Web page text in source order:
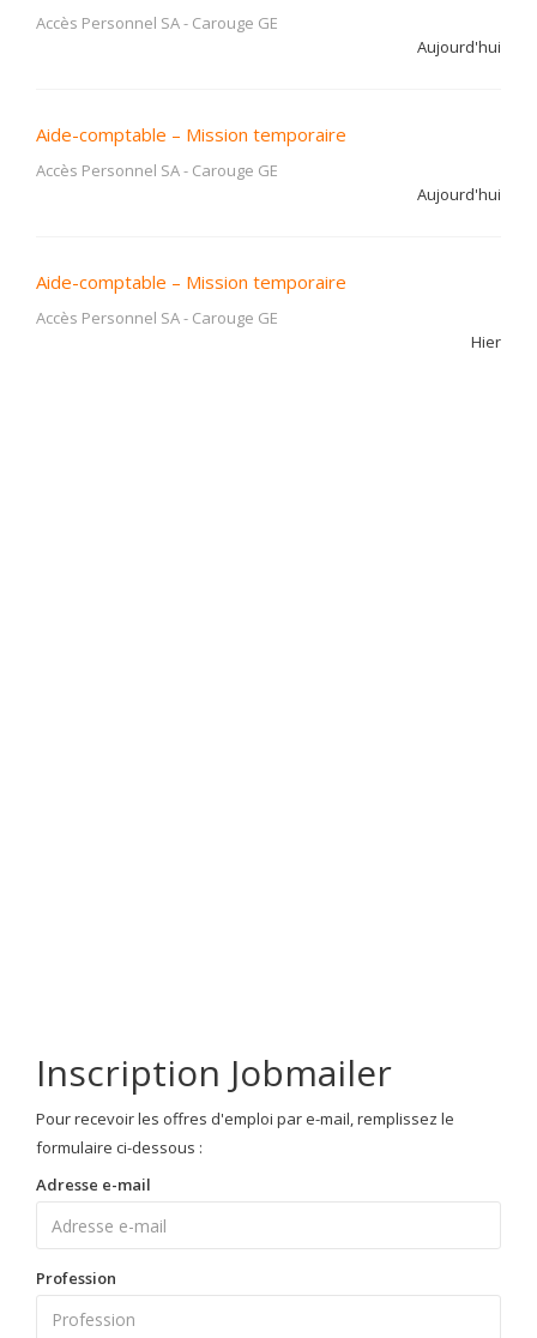
Accès Personnel SA- Carouge GE
Aujourd'hui
Aide-comptable – Mission temporaire
Accès Personnel SA- Carouge GE
Aujourd'hui
Aide-comptable – Mission temporaire
Accès Personnel SA- Carouge GE
Hier
Inscription Jobmailer
Pour recevoir les offres d'emploi par e-mail, remplissez le
formulaire ci-dessous :
Adresse e-mail
Profession